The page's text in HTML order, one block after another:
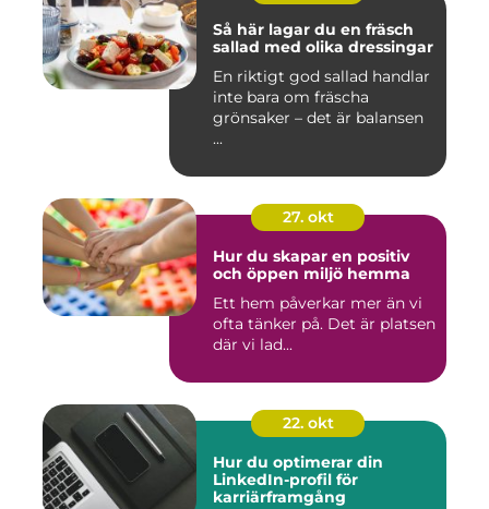
Så här lagar du en fräsch
sallad med olika dressingar
En riktigt god sallad handlar
inte bara om fräscha
grönsaker – det är balansen
...
27. okt
Hur du skapar en positiv
och öppen miljö hemma
Ett hem påverkar mer än vi
ofta tänker på. Det är platsen
där vi lad...
22. okt
Hur du optimerar din
LinkedIn-profil för
karriärframgång